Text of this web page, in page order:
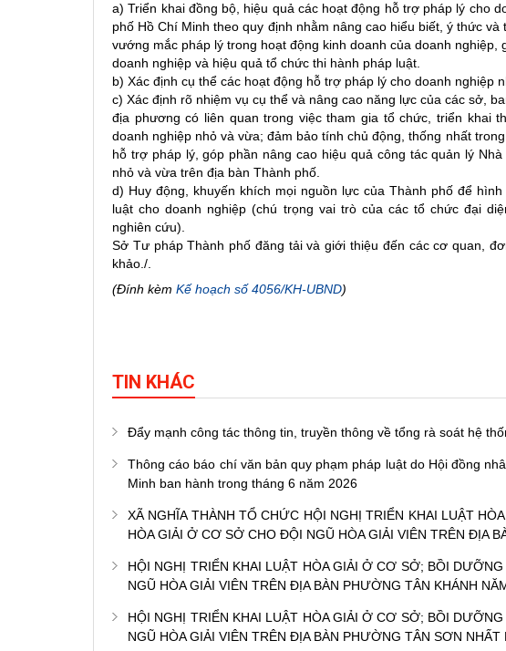
a) Triển khai đồng bộ, hiệu quả các hoạt động hỗ trợ pháp lý cho
phố Hồ Chí Minh theo quy định nhằm nâng cao hiểu biết, ý thức
vướng mắc pháp lý trong hoạt động kinh doanh của doanh nghiệp,
doanh nghiệp và hiệu quả tổ chức thi hành pháp luật.
b) Xác định cụ thể các hoạt động hỗ trợ pháp lý cho doanh nghiệp
c) Xác định rõ nhiệm vụ cụ thể và nâng cao năng lực của các sở,
địa phương có liên quan trong việc tham gia tổ chức, triển khai
doanh nghiệp nhỏ và vừa; đảm bảo tính chủ động, thống nhất
hỗ trợ pháp lý, góp phần nâng cao hiệu quả công tác quản lý
nhỏ và vừa trên địa bàn Thành phố.
d) Huy động, khuyến khích mọi nguồn lực của Thành phố để
luật cho doanh nghiệp (chú trọng vai trò của các tổ chức đại
nghiên cứu).
Sở Tư pháp Thành phố đăng tải và giới thiệu đến các cơ quan,
khảo./.
(Đính kèm Kế hoạch số 4056/KH-UBND)
TIN KHÁC
Đẩy mạnh công tác thông tin, truyền thông về tổng rà soát hệ
Thông cáo báo chí văn bản quy phạm pháp luật do Hội đồng
Minh ban hành trong tháng 6 năm 2026
XÃ NGHĨA THÀNH TỔ CHỨC HỘI NGHỊ TRIỂN KHAI LUẬT
HÒA GIẢI Ở CƠ SỞ CHO ĐỘI NGŨ HÒA GIẢI VIÊN TRÊN ĐỊA
HỘI NGHỊ TRIỂN KHAI LUẬT HÒA GIẢI Ở CƠ SỞ; BỒI
NGŨ HÒA GIẢI VIÊN TRÊN ĐỊA BÀN PHƯỜNG TÂN KHÁNH
HỘI NGHỊ TRIỂN KHAI LUẬT HÒA GIẢI Ở CƠ SỞ; BỒI
NGŨ HÒA GIẢI VIÊN TRÊN ĐỊA BÀN PHƯỜNG TÂN SƠN NHẤT